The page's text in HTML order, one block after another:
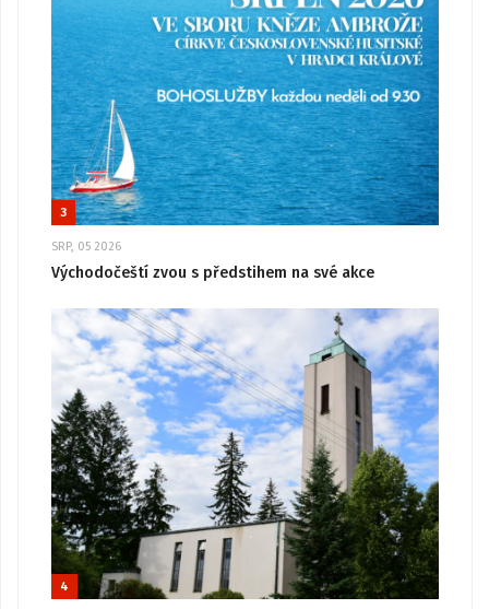
3
SRP, 05 2026
Východočeští zvou s předstihem na své akce
4